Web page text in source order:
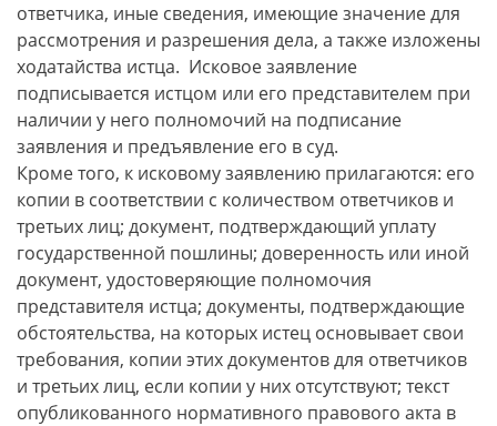
ответчика, иные сведения, имеющие значение для
рассмотрения и разрешения дела, а также изложены
ходатайства истца. Исковое заявление
подписывается истцом или его представителем при
наличии у него полномочий на подписание
заявления и предъявление его в суд.
Кроме того, к исковому заявлению прилагаются: его
копии в соответствии с количеством ответчиков и
третьих лиц; документ, подтверждающий уплату
государственной пошлины; доверенность или иной
документ, удостоверяющие полномочия
представителя истца; документы, подтверждающие
обстоятельства, на которых истец основывает свои
требования, копии этих документов для ответчиков
и третьих лиц, если копии у них отсутствуют; текст
опубликованного нормативного правового акта в